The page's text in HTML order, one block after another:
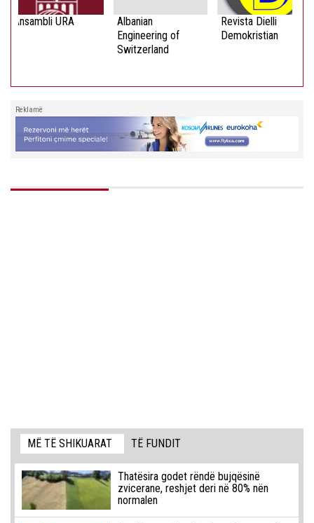
Ansambli URA
Albanian
Engineering of
Switzerland
Revista Dielli
Demokristian
Reklamë
MË TË SHIKUARAT TË FUNDIT
Thatësira godet rëndë bujqësinë
zvicerane, reshjet deri në 80% nën
normalen